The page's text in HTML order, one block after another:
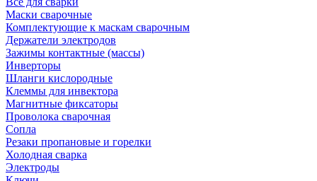
Маски сварочные
Комплектующие к маскам сварочным
Держатели электродов
Зажимы контактные (массы)
Инверторы
Шланги кислородные
Клеммы для инвектора
Магнитные фиксаторы
Проволока сварочная
Сопла
Резаки пропановые и горелки
Холодная сварка
Электроды